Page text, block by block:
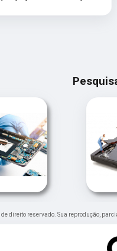
de direito reservado. Sua reprodução,